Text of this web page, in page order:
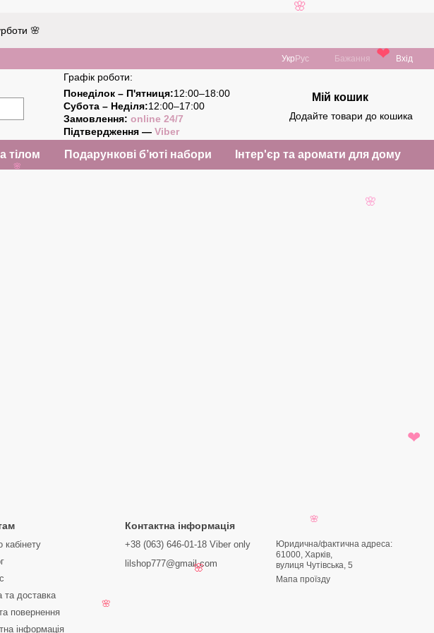
🌸
Укр Рус Бажання Вхід
Графік роботи:
Понеділок – П'ятниця:12:00–18:00
Субота – Неділя:12:00–17:00
Замовлення: online 24/7
Підтвердження — Viber
Мій кошик
Додайте товари до кошика
тілом Подарункові б’юті набори Інтер'єр та аромати для дому
кабінету
та доставка
повернення
інформація
Контактна інформація
+38 (063) 646-01-18 Viber only
lilshop777@gmail.com
Юридична/фактична адреса:
61000, Харків,
вулиця Чутівська, 5
Мапа проїзду
🌸
🌸
❤
🌸
🌸
🌸
🌸
❤